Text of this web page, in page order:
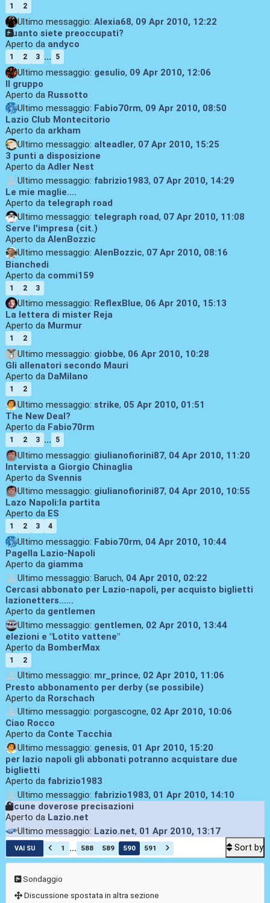
1 2
Ultimo messaggio: Alexia68, 09 Apr 2010, 12:22
Quanto siete preoccupati?
Aperto da andyco
1 2 3 ... 5
Ultimo messaggio: gesulio, 09 Apr 2010, 12:06
Il gruppo
Aperto da Russotto
Ultimo messaggio: Fabio70rm, 09 Apr 2010, 08:50
Lazio Club Montecitorio
Aperto da arkham
Ultimo messaggio: alteadler, 07 Apr 2010, 15:25
3 punti a disposizione
Aperto da Adler Nest
Ultimo messaggio: fabrizio1983, 07 Apr 2010, 14:29
Le mie maglie....
Aperto da telegraph road
Ultimo messaggio: telegraph road, 07 Apr 2010, 11:08
Serve l'impresa (cit.)
Aperto da AlenBozzic
Ultimo messaggio: AlenBozzic, 07 Apr 2010, 08:16
Bianchedi
Aperto da commi159
1 2 3
Ultimo messaggio: ReflexBlue, 06 Apr 2010, 15:13
La lettera di mister Reja
Aperto da Murmur
1 2
Ultimo messaggio: giobbe, 06 Apr 2010, 10:28
Gli allenatori secondo Mauri
Aperto da DaMilano
1 2
Ultimo messaggio: strike, 05 Apr 2010, 01:51
The New Deal?
Aperto da Fabio70rm
1 2 3 ... 5
Ultimo messaggio: giulianofiorini87, 04 Apr 2010, 11:20
Intervista a Giorgio Chinaglia
Aperto da Svennis
Ultimo messaggio: giulianofiorini87, 04 Apr 2010, 10:55
Lazo Napoli:la partita
Aperto da ES
1 2 3 4
Ultimo messaggio: Fabio70rm, 04 Apr 2010, 10:44
Pagella Lazio-Napoli
Aperto da giamma
Ultimo messaggio: Baruch, 04 Apr 2010, 02:22
Cercasi abbonato per Lazio-napoli, per acquisto biglietti
lazionetters......
Aperto da gentlemen
Ultimo messaggio: gentlemen, 02 Apr 2010, 13:44
elezioni e "Lotito vattene"
Aperto da BomberMax
1 2
Ultimo messaggio: mr_prince, 02 Apr 2010, 11:06
Presto abbonamento per derby (se possibile)
Aperto da Rorschach
Ultimo messaggio: porgascogne, 02 Apr 2010, 10:06
Ciao Rocco
Aperto da Conte Tacchia
Ultimo messaggio: genesis, 01 Apr 2010, 15:20
per lazio napoli gli abbonati potranno acquistare due
biglietti
Aperto da fabrizio1983
Ultimo messaggio: fabrizio1983, 01 Apr 2010, 14:10
Alcune doverose precisazioni
Aperto da Lazio.net
Ultimo messaggio: Lazio.net, 01 Apr 2010, 13:17
VAI SU 1 ... 588 589 590 591 Sort by
Sondaggio
Discussione spostata in altra sezione